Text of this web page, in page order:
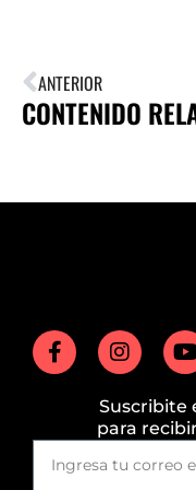
ANTERIOR
CONTENIDO
Suscribite
para